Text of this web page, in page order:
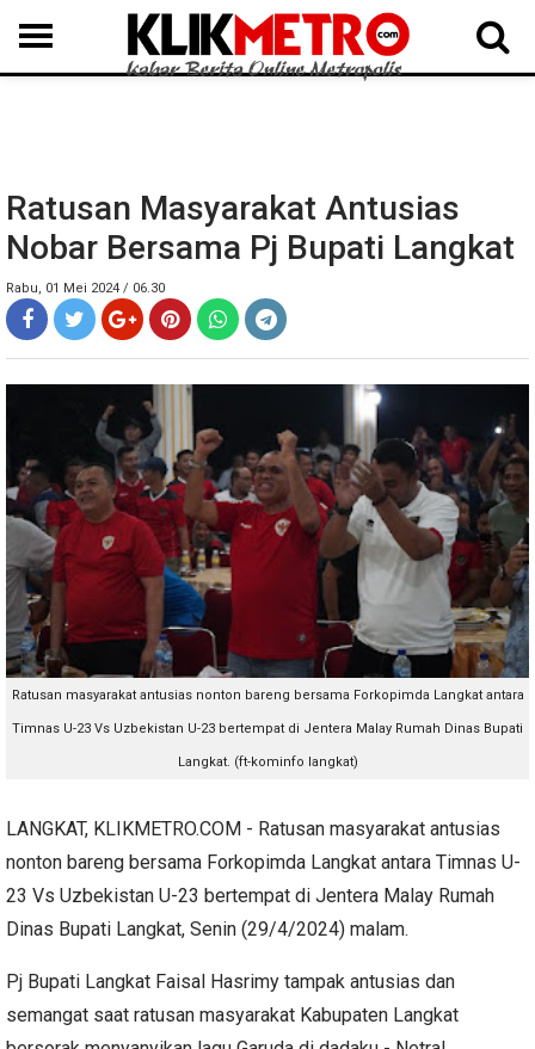
MEDAN LANGKAT DAIRI SAMOSIR TAPUT BATUBARA DELISERDANG
Ratusan Masyarakat Antusias
Nobar Bersama Pj Bupati Langkat
Rabu, 01 Mei 2024 / 06.30
Ratusan masyarakat antusias nonton bareng bersama Forkopimda Langkat antara
Timnas U-23 Vs Uzbekistan U-23 bertempat di Jentera Malay Rumah Dinas Bupati
Langkat. (ft-kominfo langkat)
LANGKAT, KLIKMETRO.COM - Ratusan masyarakat antusias
nonton bareng bersama Forkopimda Langkat antara Timnas U-
23 Vs Uzbekistan U-23 bertempat di Jentera Malay Rumah
Dinas Bupati Langkat, Senin (29/4/2024) malam.
Pj Bupati Langkat Faisal Hasrimy tampak antusias dan
semangat saat ratusan masyarakat Kabupaten Langkat